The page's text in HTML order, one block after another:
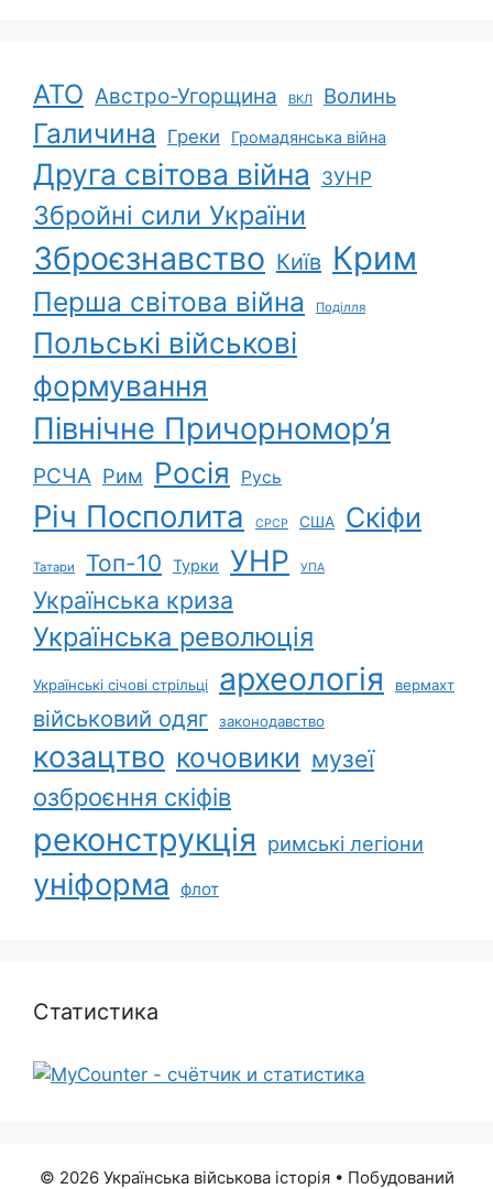
АТО Австро-Угорщина ВКЛ Волинь
Галичина Греки Громадянська війна
Друга світова війна ЗУНР
Збройні сили України
Зброєзнавство Київ Крим
Перша світова війна Поділля
Польські військові
формування
Північне Причорномор’я
РСЧА Рим Росія Русь
Річ Посполита СРСР США Скіфи
Татари Топ-10 Турки УНР УПА
Українська криза
Українська революція
Українські січові стрільці археологія вермахт
військовий одяг законодавство
козацтво кочовики музеї
озброєння скіфів
реконструкція римські легіони
уніформа флот
Статистика
© 2026 Українська військова історія• Побудований